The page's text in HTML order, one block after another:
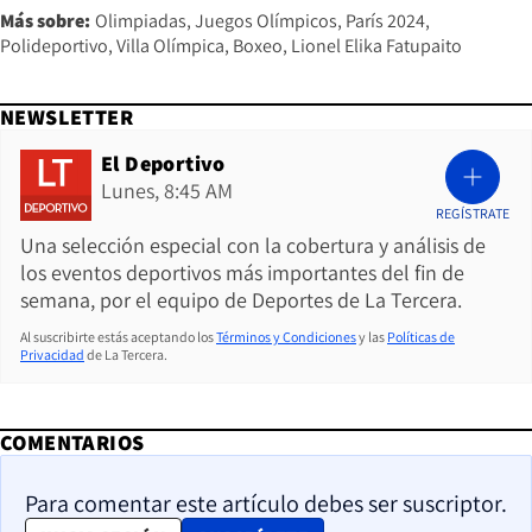
Más sobre: Olimpiadas Juegos Olímpicos París 2024
Polideportivo Villa Olímpica Boxeo Lionel Elika Fatupaito
NEWSLETTER
El Deportivo
Lunes, 8:45 AM
Una selección especial con la cobertura y análisis de
los eventos deportivos más importantes del fin de
semana, por el equipo de Deportes de La Tercera.
REGÍSTRATE
Al suscribirte estás aceptando losTérminos y Condicionesy las Políticas de
Privacidad de La Tercera.
COMENTARIOS
Para comentar este artículo debes ser suscriptor.